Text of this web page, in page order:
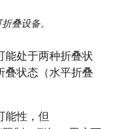
叠设备。
能处于两种折叠状
叠状态（水平折叠
能性，但